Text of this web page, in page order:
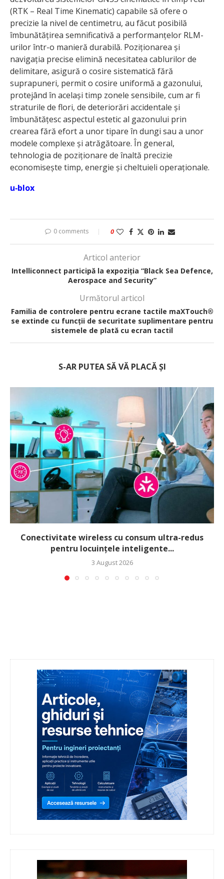
(RTK – Real Time Kinematic) capabile să ofere o
precizie la nivel de centimetru, au făcut posibilă
îmbunătățirea semnificativă a performanțelor RLM-
urilor într-o manieră durabilă. Poziționarea și
navigația precise elimină necesitatea cablurilor de
delimitare, asigură o cosire sistematică fără
suprapuneri, permit o cosire uniformă a gazonului,
protejând în același timp zonele sensibile, cum ar fi
straturile de flori, de deteriorări accidentale și
îmbunătățesc aspectul estetic al gazonului prin
crearea fără efort a unor tipare în dungi sau a unor
modele complexe și atrăgătoare. În general,
tehnologia de poziționare de înaltă precizie
economisește timp, energie și cheltuieli operaționale.
u‑blox
0 comments 0
Articol anterior
Intelliconnect participă la expoziția “Black Sea Defence,
Aerospace and Security”
Următorul articol
Familia de controlere pentru ecrane tactile maXTouch®
se extinde cu funcții de securitate suplimentare pentru
sistemele de plată cu ecran tactil
S-AR PUTEA SĂ VĂ PLACĂ ȘI
Conectivitate wireless cu consum ultra-redus
pentru locuințele inteligente...
3 August 2026